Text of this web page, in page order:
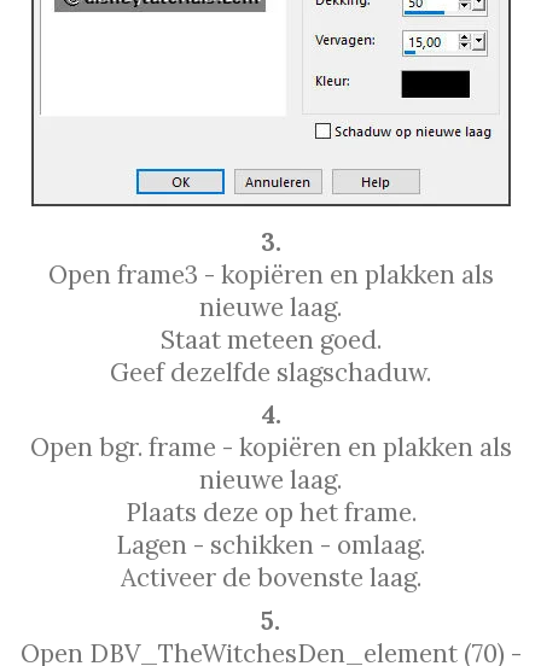
3.
Open frame3 - kopiëren en plakken als
nieuwe laag.
Staat meteen goed.
Geef dezelfde slagschaduw.
4.
Open bgr. frame - kopiëren en plakken als
nieuwe laag.
Plaats deze op het frame.
Lagen - schikken - omlaag.
Activeer de bovenste laag.
5.
Open DBV_TheWitchesDen_element (70) -